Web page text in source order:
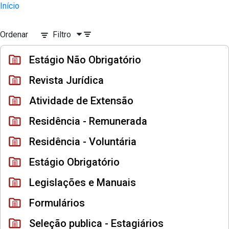
Pular para o Conteúdo principal
Divisão Minima - Escola Superior
Início
Ordenar Filtro
Estágio Não Obrigatório
Revista Jurídica
Atividade de Extensão
Residência - Remunerada
Residência - Voluntária
Estágio Obrigatório
Legislações e Manuais
Formulários
Seleção publica - Estagiários